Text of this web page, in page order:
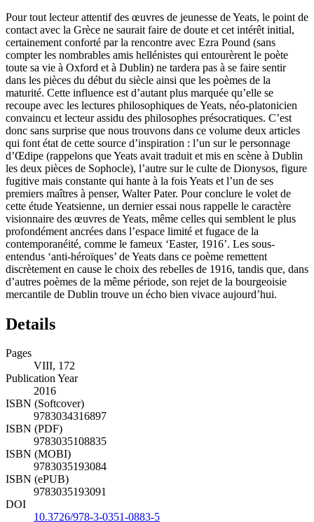
Pour tout lecteur attentif des œuvres de jeunesse de Yeats, le point de
contact avec la Grèce ne saurait faire de doute et cet intérêt initial,
certainement conforté par la rencontre avec Ezra Pound (sans
compter les nombrables amis hellénistes qui entourèrent le poète
toute sa vie à Oxford et à Dublin) ne tardera pas à se faire sentir
dans les pièces du début du siècle ainsi que les poèmes de la
maturité. Cette influence est d’autant plus marquée qu’elle se
recoupe avec les lectures philosophiques de Yeats, néo-platonicien
convaincu et lecteur assidu des philosophes présocratiques. C’est
donc sans surprise que nous trouvons dans ce volume deux articles
qui font état de cette source d’inspiration : l’un sur le personnage
d’Œdipe (rappelons que Yeats avait traduit et mis en scène à Dublin
les deux pièces de Sophocle), l’autre sur le culte de Dionysos, figure
fugitive mais constante qui hante à la fois Yeats et l’un de ses
premiers maîtres à penser, Walter Pater. Pour conclure le volet de
cette étude Yeatsienne, un dernier essai nous rappelle le caractère
visionnaire des œuvres de Yeats, même celles qui semblent le plus
profondément ancrées dans l’espace limité et fugace de la
contemporanéité, comme le fameux ‘Easter, 1916’. Les sous-
entendus ‘anti-héroïques’ de Yeats dans ce poème remettent
discrètement en cause le choix des rebelles de 1916, tandis que, dans
d’autres poèmes de la même période, son rejet de la bourgeoisie
VIII, 172
Publication Year
2016
ISBN (Softcover)
9783034316897
ISBN (PDF)
9783035108835
ISBN (MOBI)
9783035193084
ISBN (ePUB)